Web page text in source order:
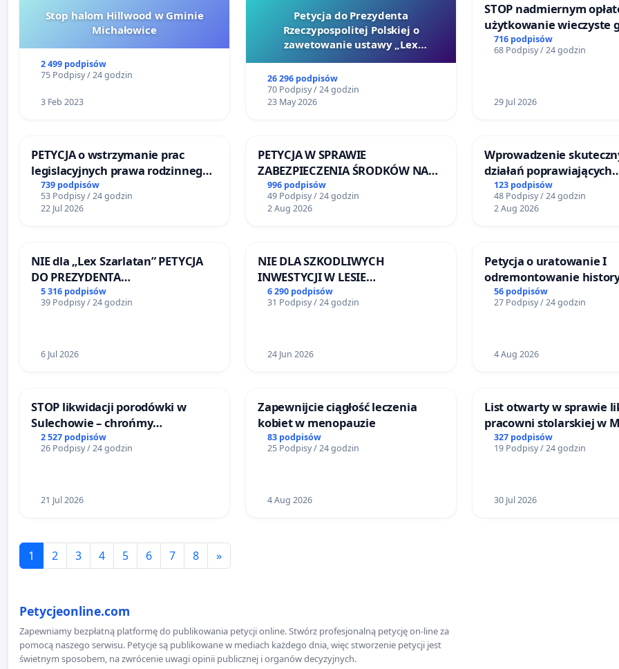
Stop halom Hillwood w Gminie
Michałowice
2 499 podpisów
75 Podpisy / 24 godzin
3 Feb 2023
Petycja do Prezydenta
Rzeczypospolitej Polskiej o
zawetowanie ustawy „Lex
26 296 podpisów
70 Podpisy / 24 godzin
23 May 2026
STOP nadmiernym
użytkowanie wieczyste
zajmowanych przez
ogrody działkowe.
716 podpisów
68 Podpisy / 24 godzin
29 Jul 2026
PETYCJA o wstrzymanie prac
legislacyjnych prawa rodzinnego
narażających ofiary przemocy
739 podpisów
53 Podpisy / 24 godzin
22 Jul 2026
PETYCJA W SPRAWIE
ZABEZPIECZENIA ŚRODKÓW NA
FUNKCJONOWANIE SCHRONISKA
DLA BEZDOMNYCH ZWIERZĄT W
SKARYSZEWIE
996 podpisów
49 Podpisy / 24 godzin
2 Aug 2026
Wprowadzenie
działań poprawiających
bezpieczeństwo na ulicy
Żeromskiego w Otwocku
123 podpisów
48 Podpisy / 24 godzin
2 Aug 2026
NIE dla „Lex Szarlatan” PETYCJA
DO PREZYDENTA
RZECZYPOSPOLITEJ POLSKIEJ
5 316 podpisów
39 Podpisy / 24 godzin
6 Jul 2026
NIE DLA SZKODLIWYCH
INWESTYCJI W LESIE
ŁAGIEWNICKIM I ARTURÓWKU
6 290 podpisów
31 Podpisy / 24 godzin
24 Jun 2026
Petycja o uratowanie I
odremontowanie
Lokomotywy sm42-914
56 podpisów
27 Podpisy / 24 godzin
4 Aug 2026
STOP likwidacji porodówki w
Sulechowie – chrońmy
bezpieczeństwo matek i
noworodków
2 527 podpisów
26 Podpisy / 24 godzin
21 Jul 2026
Zapewnijcie ciągłość leczenia
kobiet w menopauzie
83 podpisów
25 Podpisy / 24 godzin
4 Aug 2026
List otwarty w sprawie
pracowni stolarskiej w
Teatrze Miniatura w
327 podpisów
19 Podpisy / 24 godzin
30 Jul 2026
1 2 3 4 5 6 7 8 »
Petycjeonline.com
Zapewniamy bezpłatną platformę do publikowania petycji online. Stwórz profesjonalną petycję on-line za
pomocą naszego serwisu. Petycje są publikowane w mediach każdego dnia, więc stworzenie petycji jest
świetnym sposobem, na zwrócenie uwagi opinii publicznej i organów decyzyjnych.